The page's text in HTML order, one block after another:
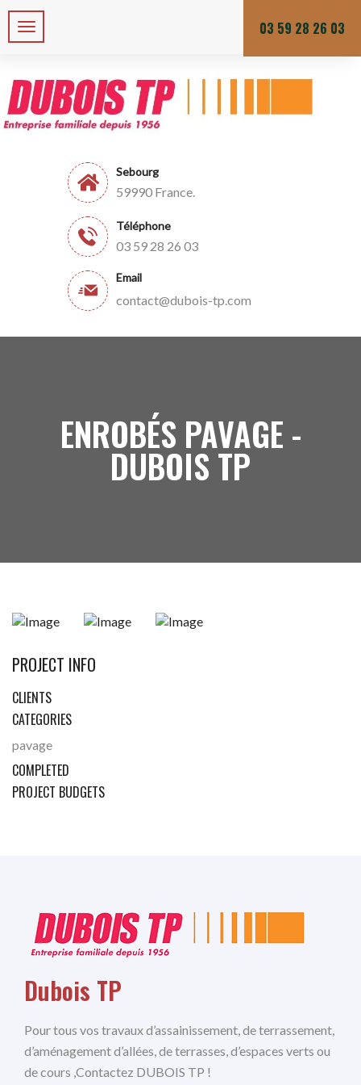
Zone de chalandises ou d’intervention : 25 KM Du lundi au vendredi
Sebourg
59990 France.
Téléphone
03 59 28 26 03
Email
contact@dubois-tp.com
03 59 28 26 03
ENROBÉS PAVAGE -
DUBOIS TP
PROJECT INFO
CLIENTS
CATEGORIES
pavage
COMPLETED
PROJECT BUDGETS
Dubois TP
Pour tous vos travaux d’assainissement, de terrassement,
d’aménagement d’allées, de terrasses, d’espaces verts ou
de cours ,Contactez DUBOIS TP !